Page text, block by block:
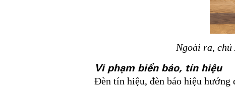
Ngoài ra, chủ
Vi phạm biển báo, tín hiệu
Đèn tín hiệu, đèn báo hiệu hướng